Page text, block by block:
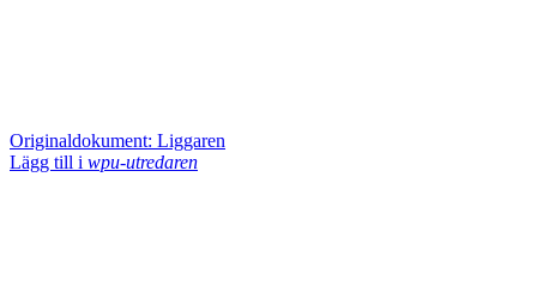
Originaldokument: Liggaren
Lägg till i wpu-utredaren